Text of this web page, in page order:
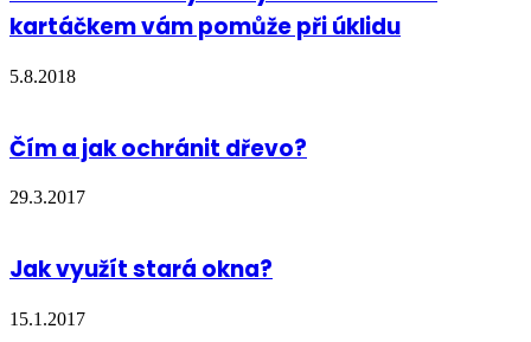
kartáčkem vám pomůže při úklidu
5.8.2018
Čím a jak ochránit dřevo?
29.3.2017
Jak využít stará okna?
15.1.2017